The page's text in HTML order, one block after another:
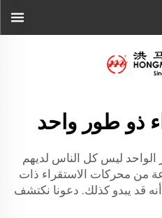
ذو طور واحد
الواحد ليس كل الناس لديهم
من محركات الاستقراء ذات
قد يبدو كذلك. دعونا نكتشف